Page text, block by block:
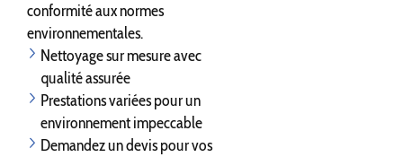
conformité aux normes
environnementales.
Nettoyage sur mesure avec
qualité assurée
Prestations variées pour un
environnement impeccable
Demandez un devis pour vos